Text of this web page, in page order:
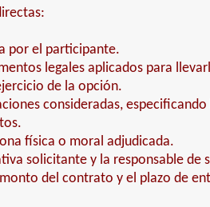
por el participante.
legales aplicados para
de la opción.
consideradas,
física o moral adjudicada.
solicitante y la responsable de
del contrato y el plazo de